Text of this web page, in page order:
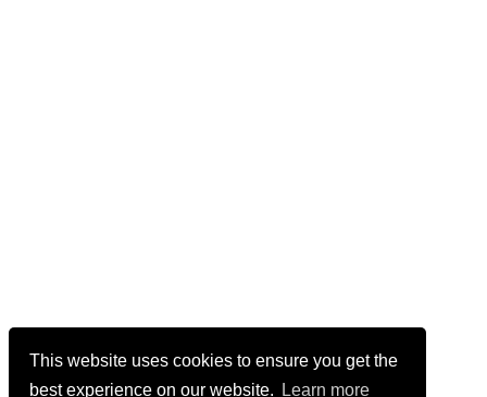
This website uses cookies to ensure you get the
best experience on our website.
Learn more